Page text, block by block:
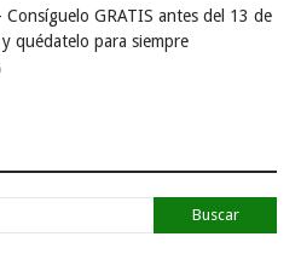
Consíguelo GRATIS antes del 13 de
quédatelo para siempre